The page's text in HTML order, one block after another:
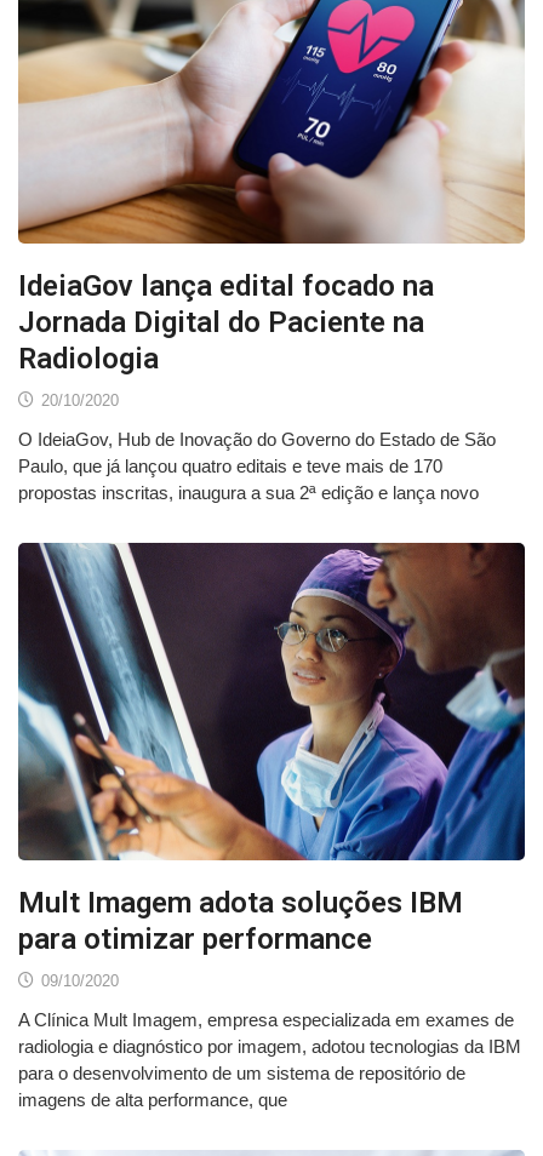
IdeiaGov lança edital focado na
Jornada Digital do Paciente na
Radiologia
20/10/2020
O IdeiaGov, Hub de Inovação do Governo do Estado de São
Paulo, que já lançou quatro editais e teve mais de 170
propostas inscritas, inaugura a sua 2ª edição e lança novo
Mult Imagem adota soluções IBM
para otimizar performance
09/10/2020
A Clínica Mult Imagem, empresa especializada em exames de
radiologia e diagnóstico por imagem, adotou tecnologias da IBM
para o desenvolvimento de um sistema de repositório de
imagens de alta performance, que